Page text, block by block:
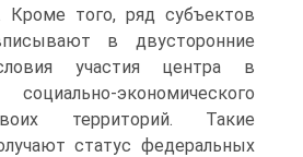
Кроме того, ряд субъектов
в двусторонние
участия центра в
экономического
территорий. Такие
статус федеральных